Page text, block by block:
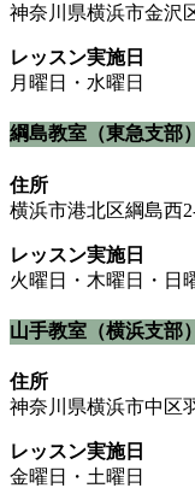
神奈川県横浜市金沢
レッスン実施日
月曜日・水曜日
綱島教室（東急支部）
住所
横浜市港北区綱島西
レッスン実施日
火曜日・木曜日・日
山手教室（横浜支部）
住所
神奈川県横浜市中区
レッスン実施日
金曜日・土曜日